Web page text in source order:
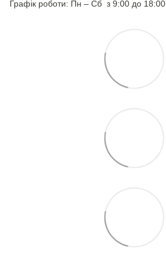
Графік роботи: Пн – Сб з 9:00 до 18:00